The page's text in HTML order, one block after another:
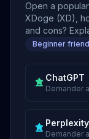
Open a
XDoge (XD),
and cons?
Beginner
ChatGPT
Demander
Perplexity
Demander